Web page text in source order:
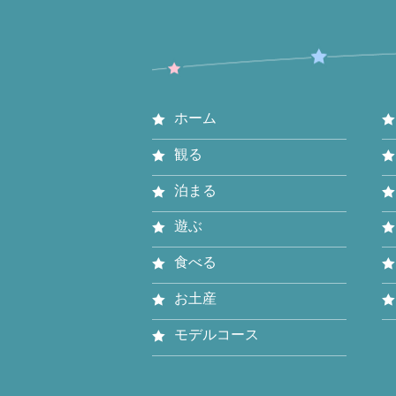
ホーム
観る
泊まる
遊ぶ
食べる
お土産
モデルコース